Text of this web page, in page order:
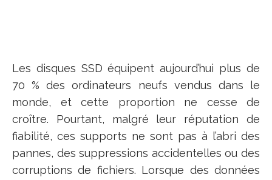
Les disques SSD équipent aujourd’hui plus de
70 % des ordinateurs neufs vendus dans le
monde, et cette proportion ne cesse de
croître. Pourtant, malgré leur réputation de
fiabilité, ces supports ne sont pas à l’abri des
pannes, des suppressions accidentelles ou des
corruptions de fichiers. Lorsque des données